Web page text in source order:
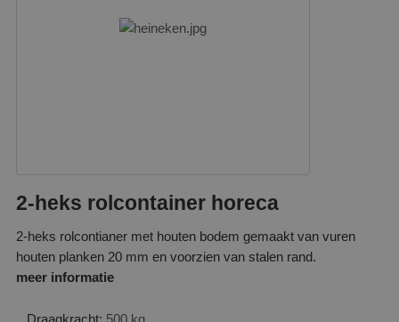
2-heks rolcontainer horeca
2-heks rolcontianer met houten bodem gemaakt van vuren
houten planken 20 mm en voorzien van stalen rand.
meer informatie
Draagkracht: 500 kg